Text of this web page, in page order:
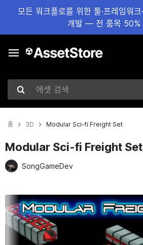
모든 워크플로를 위한 툴·프레임워크
개발 — 전 품목 50%
에셋 검색
홈 3D Modular Sci-fi Freight Set
Modular Sci-fi Freight Set
SongGameDev
현재 슬라이드: 1 / 6